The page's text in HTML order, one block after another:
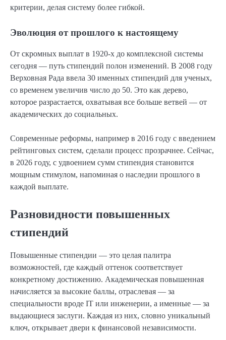
критерии, делая систему более гибкой.
Эволюция от прошлого к настоящему
От скромных выплат в 1920-х до комплексной системы
сегодня — путь стипендий полон изменений. В 2008 году
Верховная Рада ввела 30 именных стипендий для ученых,
со временем увеличив число до 50. Это как дерево,
которое разрастается, охватывая все больше ветвей — от
академических до социальных.
Современные реформы, например в 2016 году с введением
рейтинговых систем, сделали процесс прозрачнее. Сейчас,
в 2026 году, с удвоением сумм стипендия становится
мощным стимулом, напоминая о наследии прошлого в
каждой выплате.
Разновидности повышенных
стипендий
Повышенные стипендии — это целая палитра
возможностей, где каждый оттенок соответствует
конкретному достижению. Академическая повышенная
начисляется за высокие баллы, отраслевая — за
специальности вроде IT или инженерии, а именные — за
выдающиеся заслуги. Каждая из них, словно уникальный
ключ, открывает двери к финансовой независимости.